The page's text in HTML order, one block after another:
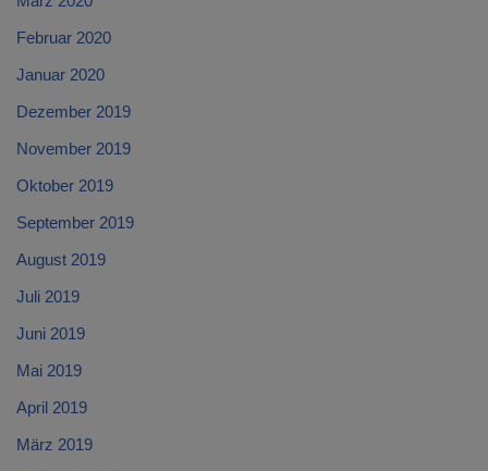
Februar 2020
Januar 2020
Dezember 2019
November 2019
Oktober 2019
September 2019
August 2019
Juli 2019
Juni 2019
Mai 2019
April 2019
März 2019